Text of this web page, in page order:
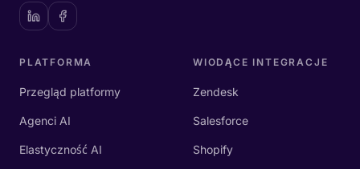
PLATFORMA
Przegląd platformy
Agenci AI
Elastyczność AI
WIODĄCE INTEGRACJE
Zendesk
Salesforce
Shopify